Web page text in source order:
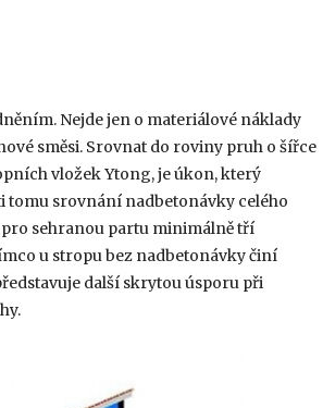
Nejde jen o materiálové náklady
směsi. Srovnat do roviny pruh o šířce
vložek Ytong, je úkon, který
tomu srovnání nadbetonávky celého
sehranou partu minimálně tří
u stropu bez nadbetonávky činí
další skrytou úsporu při